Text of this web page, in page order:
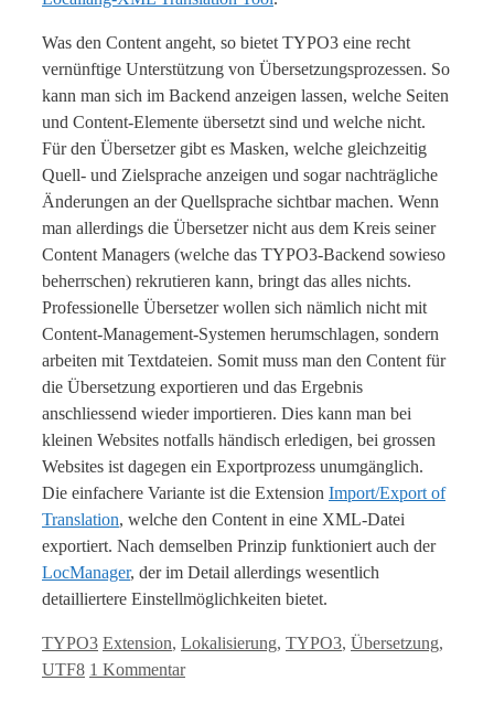
Was den Content angeht, so bietet TYPO3 eine recht
vernünftige Unterstützung von Übersetzungsprozessen. So
kann man sich im Backend anzeigen lassen, welche Seiten
und Content-Elemente übersetzt sind und welche nicht.
Für den Übersetzer gibt es Masken, welche gleichzeitig
Quell- und Zielsprache anzeigen und sogar nachträgliche
Änderungen an der Quellsprache sichtbar machen. Wenn
man allerdings die Übersetzer nicht aus dem Kreis seiner
Content Managers (welche das TYPO3-Backend sowieso
beherrschen) rekrutieren kann, bringt das alles nichts.
Professionelle Übersetzer wollen sich nämlich nicht mit
Content-Management-Systemen herumschlagen, sondern
arbeiten mit Textdateien. Somit muss man den Content für
die Übersetzung exportieren und das Ergebnis
anschliessend wieder importieren. Dies kann man bei
kleinen Websites notfalls händisch erledigen, bei grossen
Websites ist dagegen ein Exportprozess unumgänglich.
Die einfachere Variante ist die Extension Import/Export of
Translation, welche den Content in eine XML-Datei
exportiert. Nach demselben Prinzip funktioniert auch der
LocManager, der im Detail allerdings wesentlich
detailliertere Einstellmöglichkeiten bietet.
Kategorien
TYPO3 Tags
Extension, Lokalisierung, TYPO3, Übersetzung,
UTF8 1 Kommentar